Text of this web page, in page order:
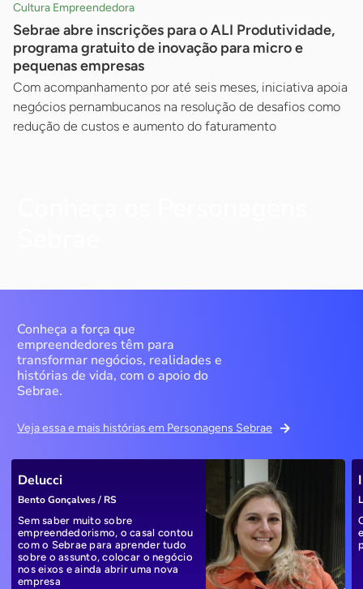
Cultura Empreendedora
Sebrae abre inscrições para o ALI Produtividade,
programa gratuito de inovação para micro e
pequenas empresas
Com acompanhamento por até seis meses, iniciativa apoia
negócios pernambucanos na resolução de desafios como
redução de custos e aumento do faturamento
Conheça a força que
empreendedores têm para
transformar negócios, realidades e
histórias de vida, com o apoio do
Sebrae.
Veja essa e mais histórias em Personagens Sebrae
Delucci
Bento Gonçalves / RS
Sem saber muito sobre
empreendedorismo, o casal contou
com o Sebrae para aprender tudo
sobre o assunto, colocar o negócio
nos eixos e ainda abrir uma nova
empresa